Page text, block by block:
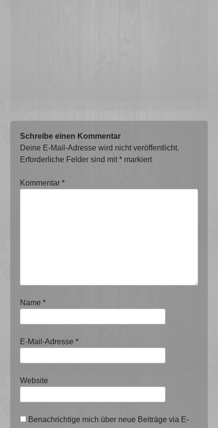
Schreibe einen Kommentar
Deine E-Mail-Adresse wird nicht veröffentlicht.
Erforderliche Felder sind mit* markiert
Kommentar*
Name*
E-Mail-Adresse*
Website
Benachrichtige mich über neue Beiträge via E-